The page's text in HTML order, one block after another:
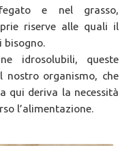
e nel grasso,
riserve alle quali il
idrosolubili, queste
nostro organismo, che
qui deriva la necessità
l’alimentazione.